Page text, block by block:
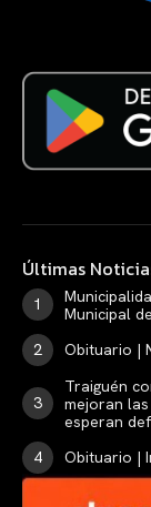
Últimas
Municipal
Obituario |
Traiguén
mejoran
esperan
Obituario |